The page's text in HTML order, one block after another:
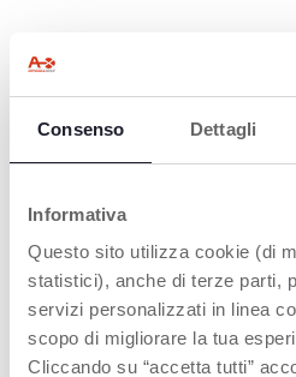
Consenso Dettagli
Informativa
Questo sito utilizza cookie (di
statistici), anche di terze parti,
servizi personalizzati in linea
scopo di migliorare la tua
Cliccando su “accetta tutti”
Composta per il 99%
da ingredienti di
origine naturale
PRODOTTI CHE